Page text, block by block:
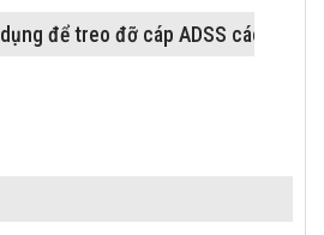
để treo đỡ cáp ADSS các